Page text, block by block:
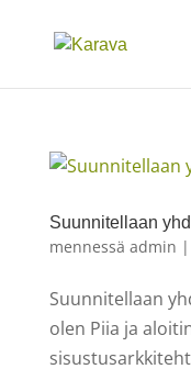
Suunnitellaan
mennessä admin |
Suunnitellaan
olen Piia ja